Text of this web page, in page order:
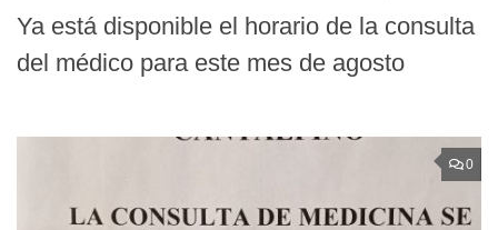
Ya está disponible el horario de la consulta
del médico para este mes de agosto
0